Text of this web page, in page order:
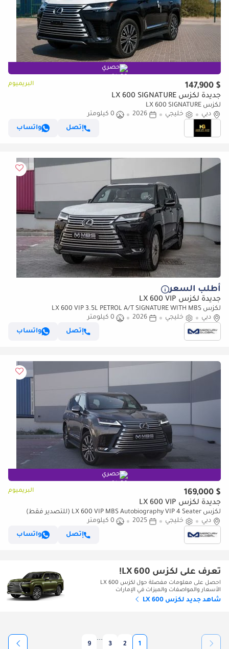
حصري
$ 147,900 البريميوم
جديدة لكزس LX 600 SIGNATURE
لكزس LX 600 SIGNATURE
دبي
خليجي 2026
0 كيلومتر
إتصل
واتساب
أطلب السعر
جديدة لكزس LX 600 VIP
لكزس LX 600 VIP 3.5L PETROL A/T SIGNATURE WITH MBS
AUTOBIOGRAPHY VIP SEATS (للتصدير فقط)
دبي خليجي 2026
0 كيلومتر
إتصل
واتساب
حصري
$ 169,000 البريميوم
جديدة لكزس LX 600 VIP
لكزس LX 600 VIP MBS Autobiography VIP 4 Seater (للتصدير فقط)
دبي
خليجي 2025
0 كيلومتر
إتصل
واتساب
تعرف على لكزس LX 600!
احصل على معلومات مفصلة حول لكزس LX 600
الأسعار والمواصفات والميزات في الإمارات
شاهد جديد لكزس LX 600
1
2
3
...
9